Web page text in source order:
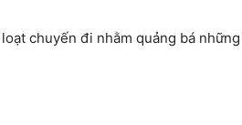
chuyến đi nhằm quảng bá